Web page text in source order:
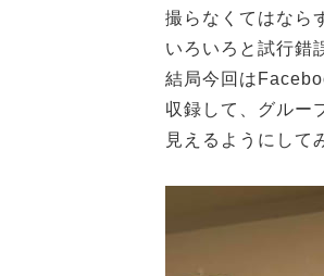
撮らなくてはなら
いろいろと試行錯
結局今回は
収録して、グルー
見えるようにして